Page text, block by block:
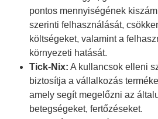
pontos mennyiségének
szerinti felhasználását,
költségeket, valamint a
környezeti hatását.
Tick-Nix: A kullancsok elleni
biztosítja a vállalkozás
amely segít megelőzni az
betegségeket, fertőzéseket.